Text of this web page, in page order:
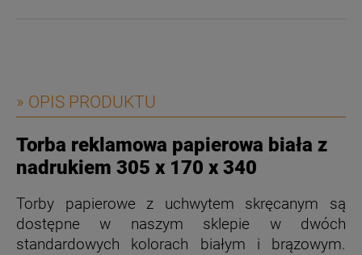
» OPIS PRODUKTU
Torba reklamowa papierowa biała z
nadrukiem 305 x 170 x 340
Torby papierowe z uchwytem skręcanym są
dostępne w naszym sklepie w dwóch
standardowych kolorach białym i brązowym.